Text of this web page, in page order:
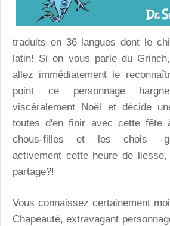
traduits en 36 langues dont le
latin! Si on vous parle du
allez immédiatement le
point ce personnage
viscéralement Noël et décide
toutes d'en finir avec cette fête
chous-filles et les chois -
activement cette heure de
partage?!
Vous connaissez certainement
Chapeauté, extravagant